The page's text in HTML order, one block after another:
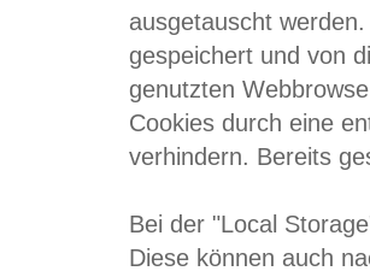
ausgetauscht
gespeichert und von
genutzten
Cookies durch eine
verhindern. Bereits
Bei der "Local
Diese können auch